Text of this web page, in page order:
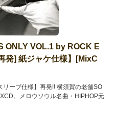
ONLY VOL.1 by ROCK E
発] 紙ジャケ仕様】[MixC
リーブ仕様】再発!! 横須賀の老舗SO
。メロウソウル名曲・HIPHOP元